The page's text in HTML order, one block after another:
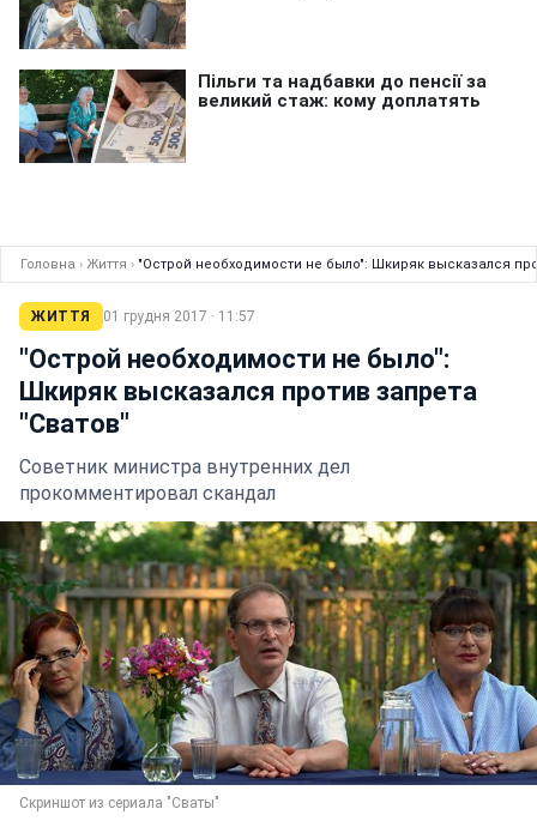
Головна › Життя › "Острой необходимости не было": Шкиряк высказался
ЖИТТЯ 01 грудня 2017 · 11:57
"Острой необходимости не было":
Шкиряк высказался против запрета
"Сватов"
Советник министра внутренних дел
прокомментировал скандал
Скриншот из сериала "Сваты"